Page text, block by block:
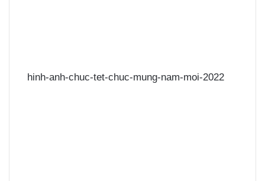
hinh-anh-chuc-tet-chuc-mung-nam-moi-2022